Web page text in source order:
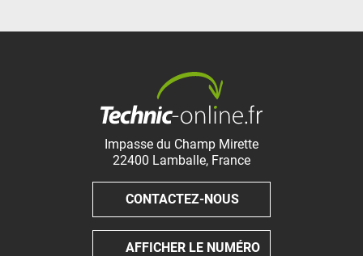
Impasse du Champ Mirette
22400 Lamballe, France
CONTACTEZ-NOUS
AFFICHER LE NUMÉRO